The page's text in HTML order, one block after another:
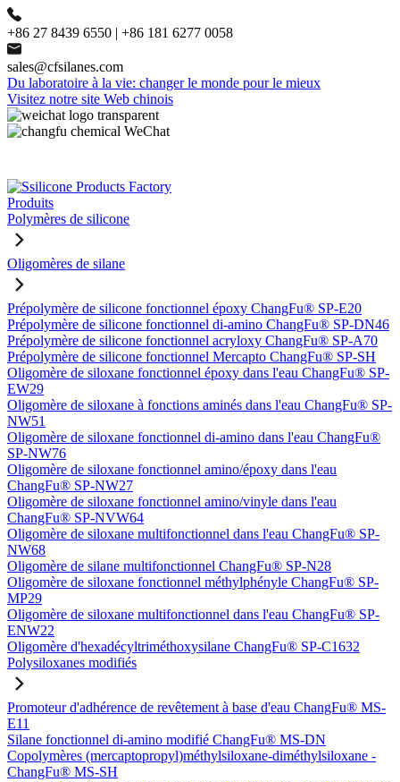
+86 27 8439 6550 | +86 181 6277 0058
sales@cfsilanes.com
Du laboratoire à la vie: changer le monde pour le mieux
Visitez notre site Web chinois
Produits
Polymères de silicone
Oligomères de silane
Prépolymère de silicone fonctionnel époxy ChangFu® SP-E20
Prépolymère de silicone fonctionnel di-amino ChangFu® SP-DN46
Prépolymère de silicone fonctionnel acryloxy ChangFu® SP-A70
Prépolymère de silicone fonctionnel Mercapto ChangFu® SP-SH
Oligomère de siloxane fonctionnel époxy dans l'eau ChangFu® SP-
EW29
Oligomère de siloxane à fonctions aminés dans l'eau ChangFu® SP-
NW51
Oligomère de siloxane fonctionnel di-amino dans l'eau ChangFu®
SP-NW76
Oligomère de siloxane fonctionnel amino/époxy dans l'eau
ChangFu® SP-NW27
Oligomère de siloxane fonctionnel amino/vinyle dans l'eau
ChangFu® SP-NVW64
Oligomère de siloxane multifonctionnel dans l'eau ChangFu® SP-
NW68
Oligomère de silane multifonctionnel ChangFu® SP-N28
Oligomère de siloxane fonctionnel méthylphényle ChangFu® SP-
MP29
Oligomère de siloxane multifonctionnel dans l'eau ChangFu® SP-
ENW22
Oligomère d'hexadécyltriméthoxysilane ChangFu® SP-C1632
Polysiloxanes modifiés
Promoteur d'adhérence de revêtement à base d'eau ChangFu® MS-
E11
Silane fonctionnel di-amino modifié ChangFu® MS-DN
Copolymères (mercaptopropyl)méthylsiloxane-diméthylsiloxane -
ChangFu® MS-SH